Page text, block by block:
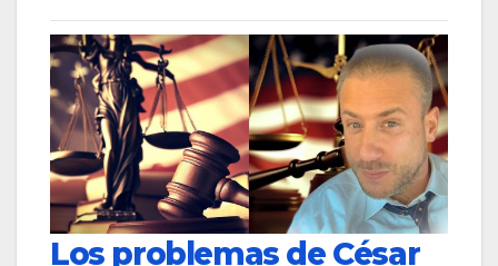
Los problemas de César